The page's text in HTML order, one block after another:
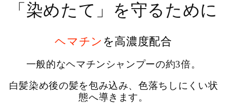
「染めたて」を守るために
ヘマチン を高濃度配合
一般的なヘマチンシャンプーの約3倍。
白髪染め後の髪を包み込み、色落ちしにくい状
態へ導きます。